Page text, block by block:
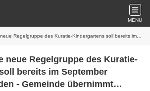
MENU
Kuratie-Kindergartens soll bereits im September eingestellt werden - Gemeinde übernimmt Defizit von 41.500 Euro
neue Regelgruppe des Kuratie-
bereits im September
- Gemeinde übernimmt